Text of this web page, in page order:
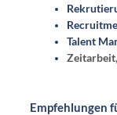
Talent
Empfehlungen